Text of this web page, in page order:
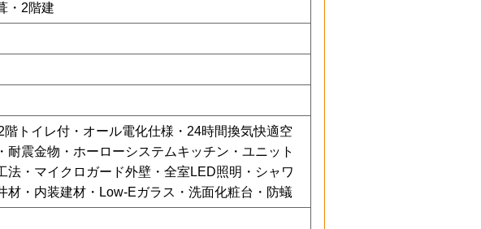
・2階建
トイレ付・オール電化仕様・24時間換気快適空
耐震金物・ホーローシステムキッチン・ユニット
法・マイクロガード外壁・全室LED照明・シャワ
材・内装建材・Low-Eガラス・洗面化粧台・防蟻